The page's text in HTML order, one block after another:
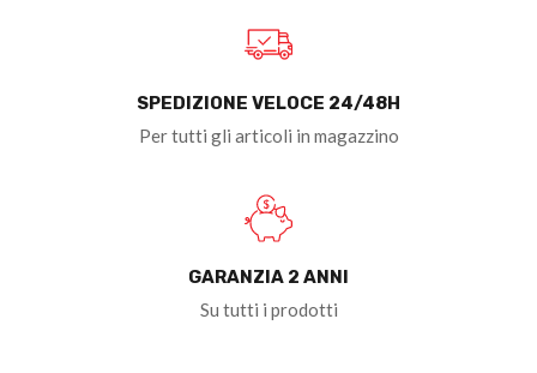
SPEDIZIONE VELOCE 24/48H
Per tutti gli articoli in magazzino
GARANZIA 2 ANNI
Su tutti i prodotti